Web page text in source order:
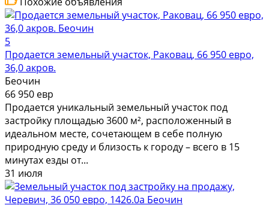
5
Продается земельный участок, Раковац, 66 950 евро,
36,0 акров.
Беочин
66 950 евр
Продается уникальный земельный участок под
застройку площадью 3600 м², расположенный в
идеальном месте, сочетающем в себе полную
природную среду и близость к городу – всего в 15
минутах езды от...
31 июля